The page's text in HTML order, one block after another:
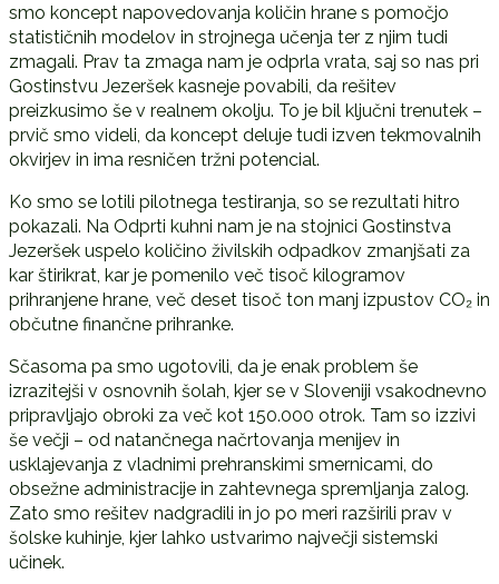
smo koncept napovedovanja količin hrane s pomočjo
statističnih modelov in strojnega učenja ter z njim tudi
zmagali. Prav ta zmaga nam je odprla vrata, saj so nas pri
Gostinstvu Jezeršek kasneje povabili, da rešitev
preizkusimo še v realnem okolju. To je bil ključni trenutek –
prvič smo videli, da koncept deluje tudi izven tekmovalnih
okvirjev in ima resničen tržni potencial.
Ko smo se lotili pilotnega testiranja, so se rezultati hitro
pokazali. Na Odprti kuhni nam je na stojnici Gostinstva
Jezeršek uspelo količino živilskih odpadkov zmanjšati za
kar štirikrat, kar je pomenilo več tisoč kilogramov
prihranjene hrane, več deset tisoč ton manj izpustov CO₂ in
občutne finančne prihranke.
Sčasoma pa smo ugotovili, da je enak problem še
izrazitejši v osnovnih šolah, kjer se v Sloveniji vsakodnevno
pripravljajo obroki za več kot 150.000 otrok. Tam so izzivi
še večji – od natančnega načrtovanja menijev in
usklajevanja z vladnimi prehranskimi smernicami, do
obsežne administracije in zahtevnega spremljanja zalog.
Zato smo rešitev nadgradili in jo po meri razširili prav v
šolske kuhinje, kjer lahko ustvarimo največji sistemski
učinek.